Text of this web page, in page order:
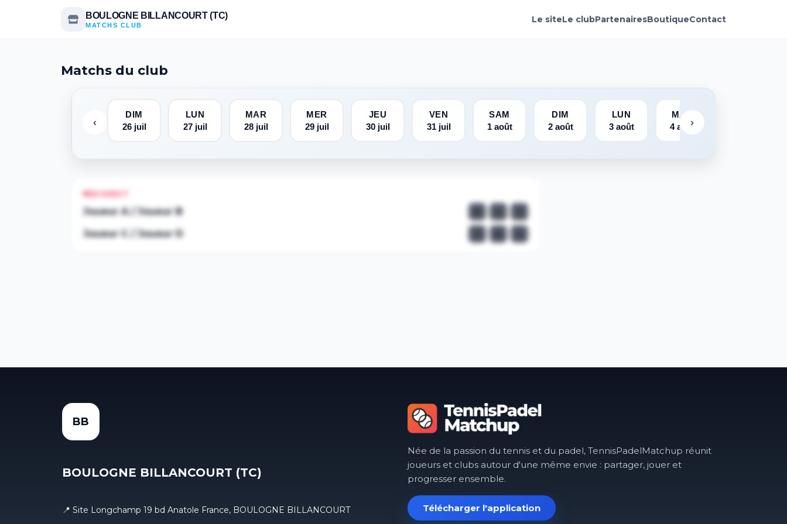
BOULOGNE BILLANCOURT (TC)
MATCHS CLUB
Le siteLe clubPartenairesBoutiqueContact
Matchs du club
‹
DIM
26 juil
LUN
27 juil
MAR
28 juil
MER
29 juil
JEU
30 juil
VEN
31 juil
SAM
1 août
DIM
2 août
LUN
3 août
MAR
4 août
›
EN DIRECT
Joueur A / Joueur B
Joueur C / Joueur D
BB
BOULOGNE BILLANCOURT (TC)
📍 Site Longchamp 19 bd Anatole France, BOULOGNE BILLANCOURT
Née de la passion du tennis et du padel, TennisPadelMatchup réunit
joueurs et clubs autour d'une même envie : partager, jouer et
progresser ensemble.
Télécharger l'application